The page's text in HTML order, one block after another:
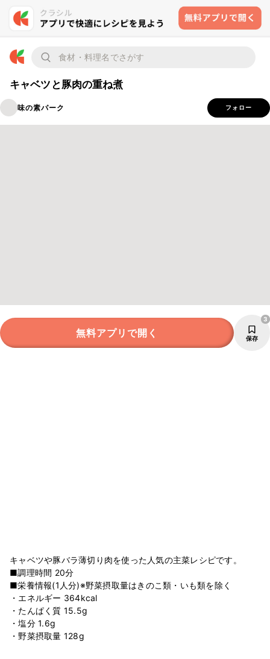
キャベツと豚肉の重ね煮
味の素パーク フォロー
無料アプリで開く 保存
3
キャベツや豚バラ薄切り肉を使った人気の主菜レシピです。
■調理時間 20分
■栄養情報(1人分)※野菜摂取量はきのこ類・いも類を除く
・エネルギー 364kcal
・たんぱく質 15.5g
・塩分 1.6g
・野菜摂取量 128g